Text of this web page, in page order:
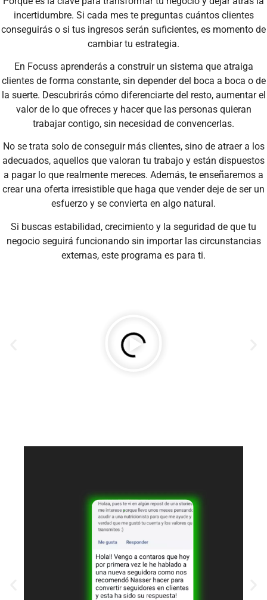
incertidumbre. Si cada mes te preguntas cuántos clientes
conseguirás o si tus ingresos serán suficientes, es momento de
cambiar tu estrategia.
En Focuss aprenderás a construir un sistema que atraiga
clientes de forma constante, sin depender del boca a boca o de
la suerte. Descubrirás cómo diferenciarte del resto, aumentar el
valor de lo que ofreces y hacer que las personas quieran
trabajar contigo, sin necesidad de convencerlas.
No se trata solo de conseguir más clientes, sino de atraer a los
adecuados, aquellos que valoran tu trabajo y están dispuestos
a pagar lo que realmente mereces. Además, te enseñaremos a
crear una oferta irresistible que haga que vender deje de ser un
esfuerzo y se convierta en algo natural.
Si buscas estabilidad, crecimiento y la seguridad de que tu
negocio seguirá funcionando sin importar las circunstancias
externas, este programa es para ti.